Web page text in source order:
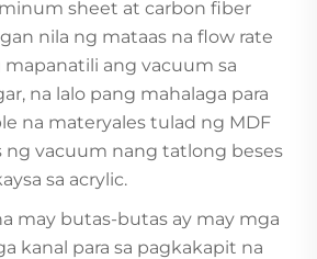
sheet at carbon fiber
nila ng mataas na flow rate
mapanatili ang vacuum sa
na lalo pang mahalaga para
na materyales tulad ng MDF
ng vacuum nang tatlong beses
sa acrylic.
may butas-butas ay may mga
kanal para sa pagkakapit na